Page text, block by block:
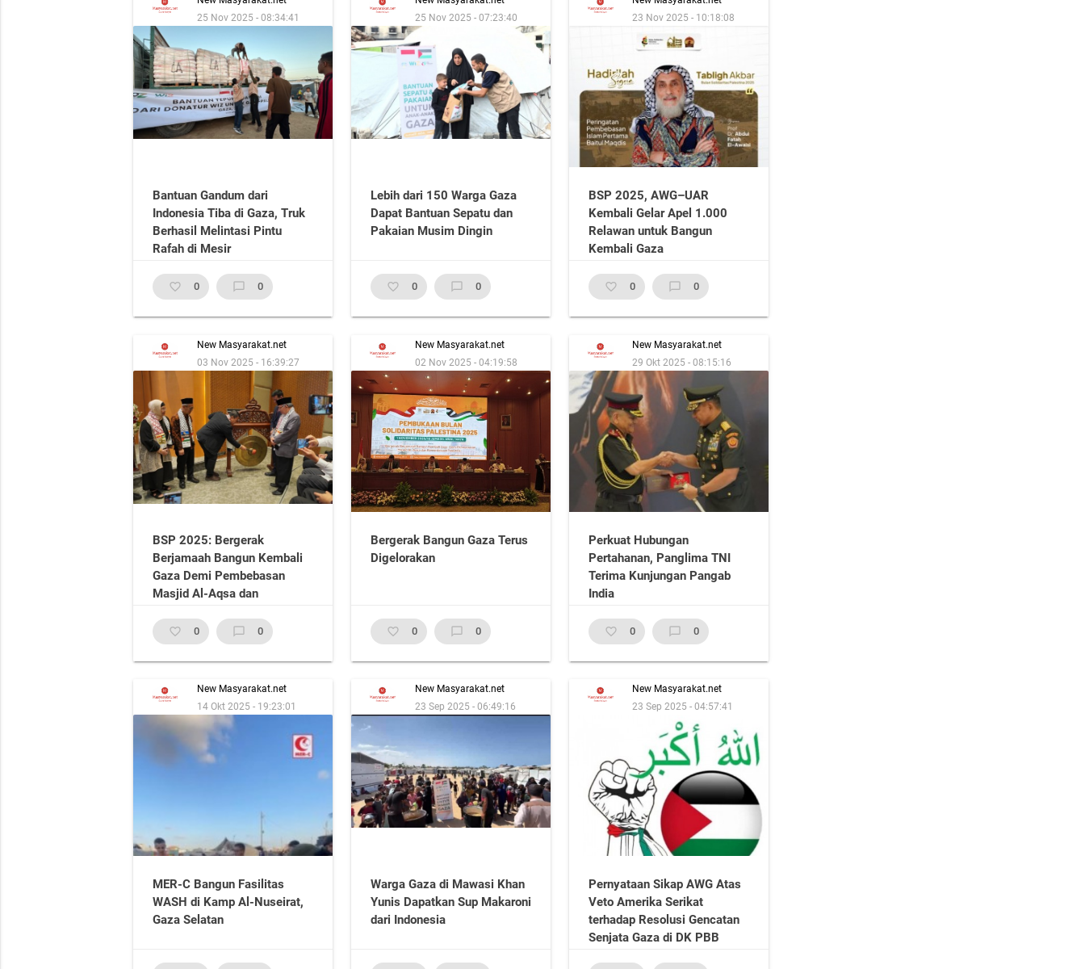
25 Nov 2025 - 08:34:41
Bantuan Gandum dari
Indonesia Tiba di Gaza, Truk
Berhasil Melintasi Pintu
Rafah di Mesir
favorite_border 0 chat_bubble_outline 0
25 Nov 2025 - 07:23:40
Lebih dari 150 Warga Gaza
Dapat Bantuan Sepatu dan
Pakaian Musim Dingin
favorite_border 0 chat_bubble_outline 0
23 Nov 2025 - 10:18:08
BSP 2025, AWG–UAR
Kembali Gelar Apel 1.000
Relawan untuk Bangun
Kembali Gaza
favorite_border 0 chat_bubble_outline 0
New Masyarakat.net
03 Nov 2025 - 16:39:27
BSP 2025: Bergerak
Berjamaah Bangun Kembali
Gaza Demi Pembebasan
Masjid Al-Aqsa dan
favorite_border 0 chat_bubble_outline 0
New Masyarakat.net
02 Nov 2025 - 04:19:58
Bergerak Bangun Gaza Terus
Digelorakan
favorite_border 0 chat_bubble_outline 0
New Masyarakat.net
29 Okt 2025 - 08:15:16
Perkuat Hubungan
Pertahanan, Panglima TNI
Terima Kunjungan Pangab
India
favorite_border 0 chat_bubble_outline 0
New Masyarakat.net
14 Okt 2025 - 19:23:01
MER-C Bangun Fasilitas
WASH di Kamp Al-Nuseirat,
Gaza Selatan
New Masyarakat.net
23 Sep 2025 - 06:49:16
Warga Gaza di Mawasi Khan
Yunis Dapatkan Sup Makaroni
dari Indonesia
New Masyarakat.net
23 Sep 2025 - 04:57:41
Pernyataan Sikap AWG Atas
Veto Amerika Serikat
terhadap Resolusi Gencatan
Senjata Gaza di DK PBB